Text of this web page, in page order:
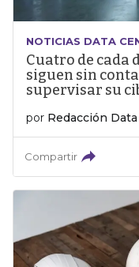
NOTICIAS DATA
Cuatro de cada
siguen sin
supervisar su
por Redacción
Compartir